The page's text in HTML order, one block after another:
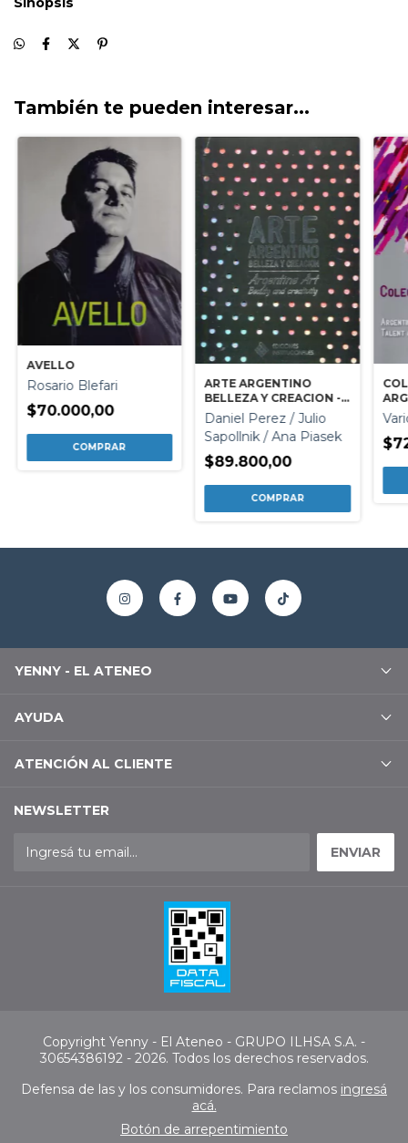
También te pueden interesar...
AVELLO
Rosario Blefari
$70.000,00
ARTE ARGENTINO
BELLEZA Y CREACION -
BILINGUE
Daniel Perez / Julio
Sapollnik / Ana Piasek
$89.800,00
YENNY - EL ATENEO
AYUDA
ATENCIÓN AL CLIENTE
NEWSLETTER
Copyright Yenny - El Ateneo - GRUPO ILHSA S.A. -
30654386192 - 2026. Todos los derechos reservados.
Defensa de las y los consumidores. Para reclamos ingresá
acá.
Botón de arrepentimiento